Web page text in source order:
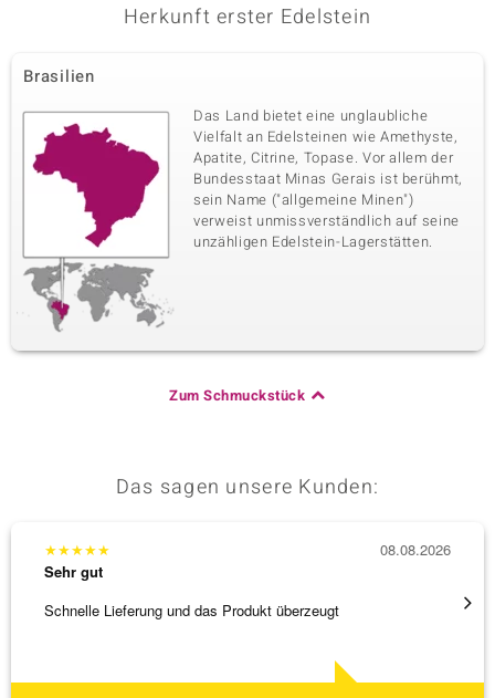
Herkunft erster Edelstein
Brasilien
Das Land bietet eine unglaubliche
Vielfalt an Edelsteinen wie Amethyste,
Apatite, Citrine, Topase. Vor allem der
Bundesstaat Minas Gerais ist berühmt,
sein Name ("allgemeine Minen")
verweist unmissverständlich auf seine
unzähligen Edelstein-Lagerstätten.
Zum Schmuckstück
Das sagen unsere Kunden:
★★★★★
Sehr gut
Schnelle Lieferung und das Produkt überzeugt
08.08.2026